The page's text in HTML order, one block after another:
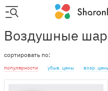
Воздушные
сортировать по:
популярности убыв. цены возр.